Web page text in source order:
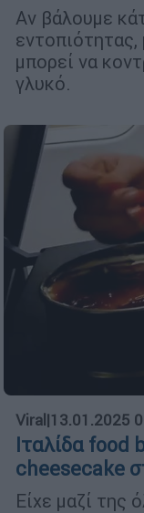
Αν βάλουμε
μπορεί να
γλυκό.
Viral|13.01.2025
Ιταλίδα food
cheesecake
Είχε μαζί της